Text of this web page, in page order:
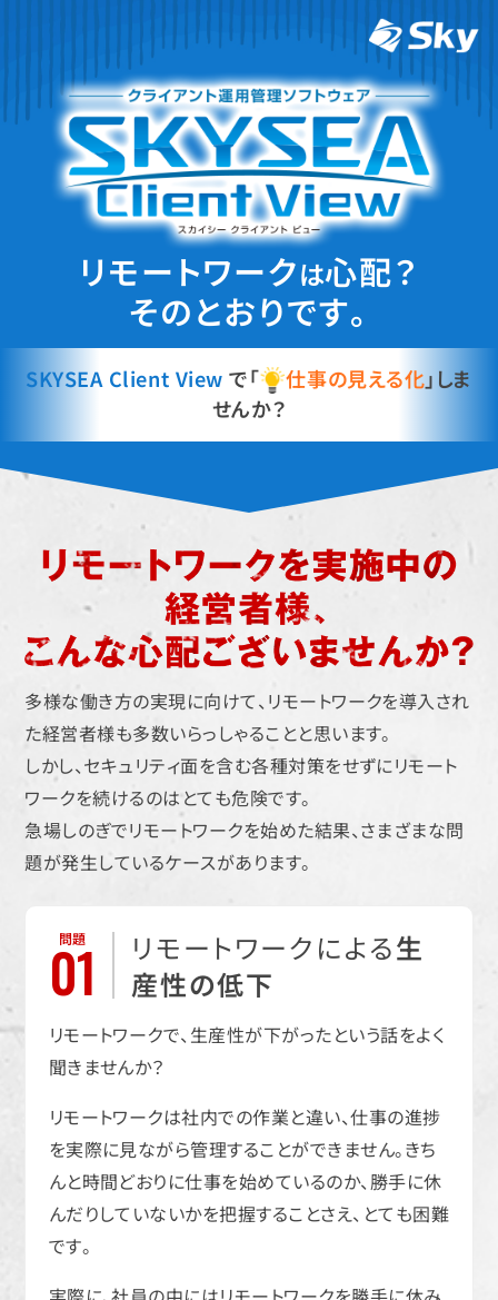
リモートワークは心配？
そのとおりです。
SKYSEA Client View で「 仕事の見える化」 しま
せんか？
多様な働き方の実現に向けて、リモートワークを導入され
た経営者様も多数いらっしゃることと思います。
しかし、セキュリティ面を含む各種対策をせずにリモート
ワークを続けるのはとても危険です。
急場しのぎでリモートワークを始めた結果、さまざまな問
題が発生しているケースがあります。
問題
01 リモートワークによる生
産性の低下
リモートワークで、生産性が下がったという話をよく
聞きませんか？
リモートワークは社内での作業と違い、仕事の進捗
を実際に見ながら管理することができません。きち
んと時間どおりに仕事を始めているのか、勝手に休
んだりしていないかを把握することさえ、とても困難
です。